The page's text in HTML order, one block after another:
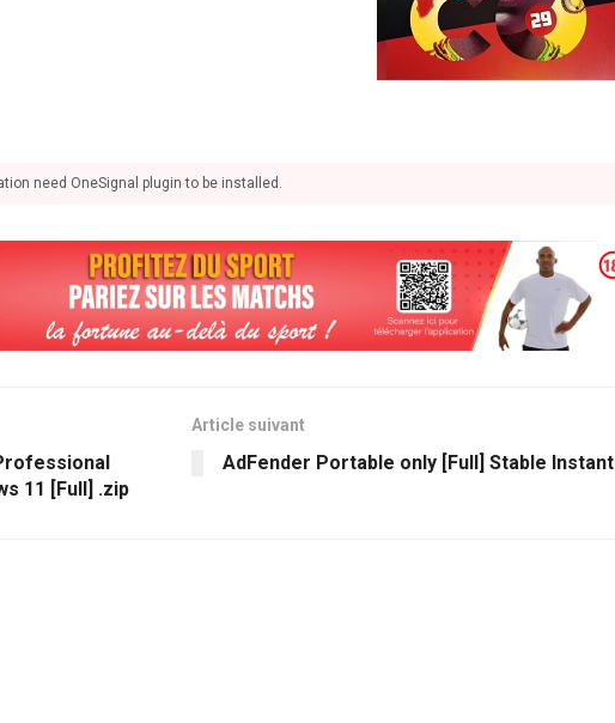
need OneSignal plugin to be installed.
11 [Full] .zip
Article suivant
AdFender Portable only [Full] Stable Instant